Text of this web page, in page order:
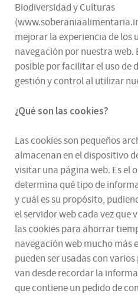
Biodiversidad y Culturas
mejorar la experiencia de los
navegación por nuestra
posible por facilitar el uso de
gestión y control al utilizar
¿Qué son las cookies?
Las cookies son pequeños
almacenan en el dispositivo
visitar una página web. Es el
determina qué tipo de
y cuál es su propósito,
el servidor web cada vez que
las cookies para ahorrar
navegación web mucho más
pueden ser usadas con
van desde recordar la
que contiene un pedido de